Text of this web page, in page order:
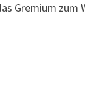
Gremium zum